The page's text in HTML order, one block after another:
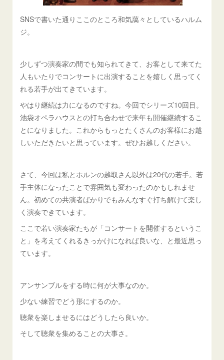
SNSで書いた通りここのところ和気藹々としているハルム
ジ。
少しずつ演奏家の間でも知られてきて、お客として来てた
人もいたりでコンサートに出演することを嬉しく思ってく
れる若手が出てきています。
やはり継続は力になるのですね。今回でシリーズ10回目。
池袋オペラハウスとの打ち合わせで来年も開催継続するこ
とになりました。これからもっとたくさんのお客様にお越
しいただきたいと思っています。ぜひお越しください。
さて、今回は私とホルンの越取さん以外は20代の若手。若
手主体になったことで雰囲気も変わったのかもしれませ
ん。初めての共演者ばかりでもみんなすぐ打ち解けて楽し
く演奏できています。
ここで若い演奏家たちが「コンサートを開催するというこ
と」を考えてくれるきっかけになれば良いな、と最近思っ
ています。
アンサンブルをする時に何が大事なのか。
少ない練習でどう形にするのか。
聴衆を楽しませるにはどうしたら良いか。
そして聴衆を集めることの大事さ。